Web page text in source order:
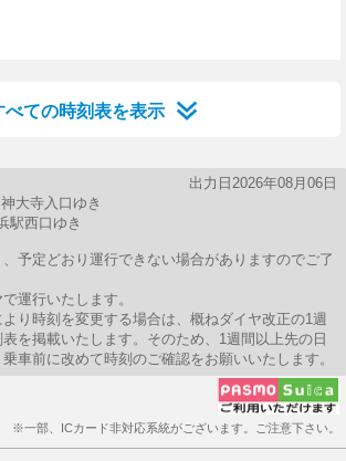
べての時刻表を表示
出力日2026年08月06日
大寺入口ゆき
駅西口ゆき
予定どおり運行できない場合がありますのでご了
運行いたします。
り時刻を変更する場合は、概ねダイヤ改正の1週
を掲載いたします。そのため、1週間以上先の日
車前に改めて時刻のご確認をお願いいたします。
※一部、ICカード非対応系統がございます。ご注意下さい。